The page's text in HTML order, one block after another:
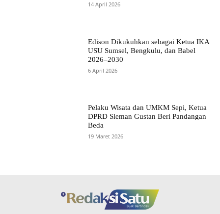
14 April 2026
Edison Dikukuhkan sebagai Ketua IKA
USU Sumsel, Bengkulu, dan Babel
2026–2030
6 April 2026
Pelaku Wisata dan UMKM Sepi, Ketua
DPRD Sleman Gustan Beri Pandangan
Beda
19 Maret 2026